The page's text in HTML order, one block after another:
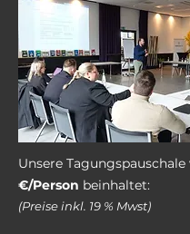
Unsere Tagungspauschale
€/Person beinhaltet:
(Preise inkl. 19 % Mwst)